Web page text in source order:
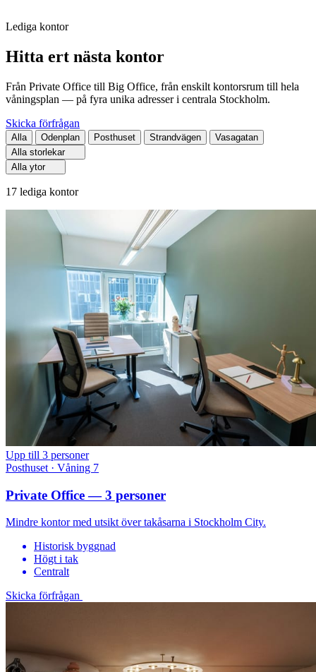
Lediga kontor
Hitta ert nästa kontor
Från Private Office till Big Office, från enskilt kontorsrum till hela
våningsplan — på fyra unika adresser i centrala Stockholm.
Skicka förfrågan
Alla Odenplan Posthuset Strandvägen
Vasagatan
Alla storlekar
Alla ytor
17 lediga kontor
Upp till 3 personer
Posthuset · Våning 7
Private Office — 3 personer
Mindre kontor med utsikt över takåsarna i Stockholm City.
Historisk byggnad
Högt i tak
Centralt
Skicka förfrågan